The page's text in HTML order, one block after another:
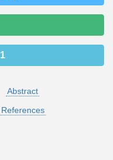
1
Abstract
References